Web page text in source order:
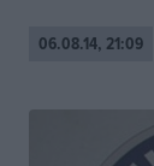
06.08.14, 21:09